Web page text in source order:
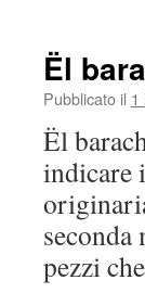
Ël
Pubblicato il 1
Ël
indicare
seconda
pezzi